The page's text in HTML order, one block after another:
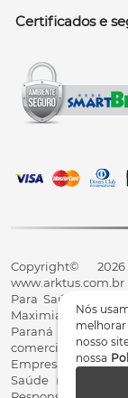
Nós
melhorar
nosso
nossa
Certificados e
Copyright©
Para Saúde Ltda |
Maximiano, 107,
Paraná - CEP
Empresa - AFE/
Saúde